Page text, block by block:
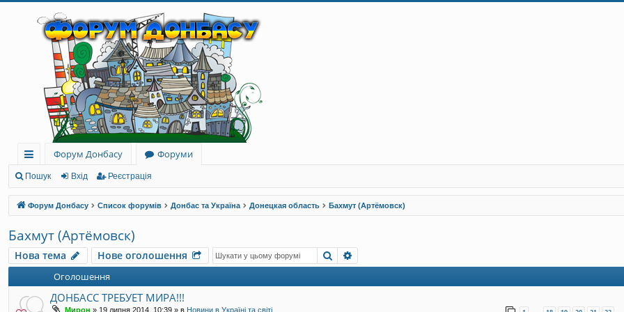
ви
дк
и
й
до
ст
уп
Форум Донбасу
Форуми
Пошук Вхід Реєстрація
Форум Донбасу Список форумів Донбас та Україна Донецкая область Бахмут (Артёмовск)
Бахмут (Артёмовск)
Нова тема Нове оголошення Пошук
Оголошення
ДОНБАСС ТРЕБУЕТ МИРА!!!
Мирон » 19 липня 2014, 10:39 » в Новини в Україні та світі